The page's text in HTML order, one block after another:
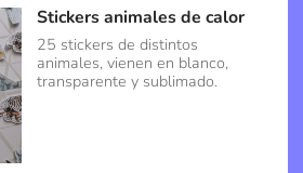
Stickers animales de calor
25 stickers de distintos
animales, vienen en blanco,
transparente y sublimado.